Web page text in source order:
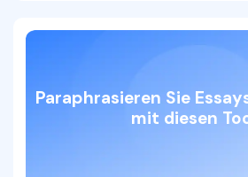
Paraphrasieren Sie
mit diesen